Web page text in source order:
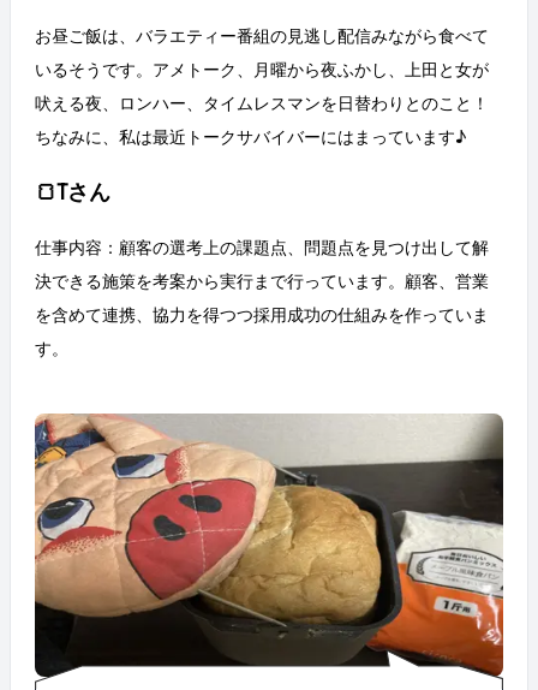
お昼ご飯は、バラエティー番組の見逃し配信みながら食べて
いるそうです。アメトーク、月曜から夜ふかし、上田と女が
吠える夜、ロンハー、タイムレスマンを日替わりとのこと！
ちなみに、私は最近トークサバイバーにはまっています♪
🍞Tさん
仕事内容：顧客の選考上の課題点、問題点を見つけ出して解
決できる施策を考案から実行まで行っています。顧客、営業
を含めて連携、協力を得つつ採用成功の仕組みを作っていま
す。